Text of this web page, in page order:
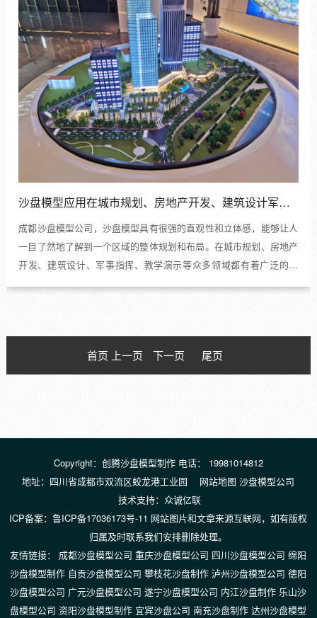
沙盘模型应用在城市规划、房地产开发、建筑设计军事教学等多个领域
成都沙盘模型公司，沙盘模型具有很强的直观性和立体感，能够让人
一目了然地了解到一个区域的整体规划和布局。在城市规划、房地产
开发、建筑设计、军事指挥、教学演示等众多领域都有着广泛的应
首页 上一页 下一页 尾页
Copyright：创腾沙盘模型制作 电话： 19981014812
地址：四川省成都市双流区蛟龙港工业园 网站地图 沙盘模型公司
技术支持：众诚亿联
ICP备案：鲁ICP备17036173号-11 网站图片和文章来源互联网，如有版权
归属及时联系我们安排删除处理。
友情链接： 成都沙盘模型公司 重庆沙盘模型公司 四川沙盘模型公司 绵阳
沙盘模型制作 自贡沙盘模型公司 攀枝花沙盘制作 泸州沙盘模型公司 德阳
沙盘模型公司 广元沙盘模型公司 遂宁沙盘模型公司 内江沙盘制作 乐山沙
盘模型公司 资阳沙盘模型制作 宜宾沙盘公司 南充沙盘制作 达州沙盘模型